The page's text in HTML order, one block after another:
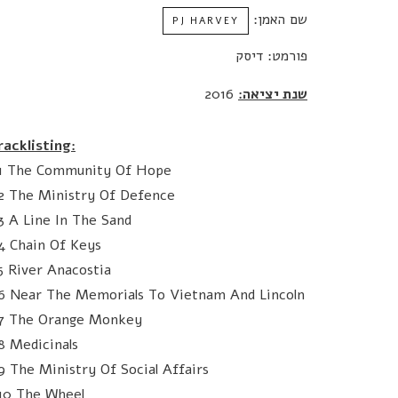
שם האמן: PJ HARVEY
פורמט: דיסק
שנת יציאה:
The Community Of Hope
The Ministry Of Defence
A Line In The Sand
Chain Of Keys
River Anacostia
Near The Memorials To Vietnam And Lincoln
The Orange Monkey
Medicinals
The Ministry Of Social Affairs